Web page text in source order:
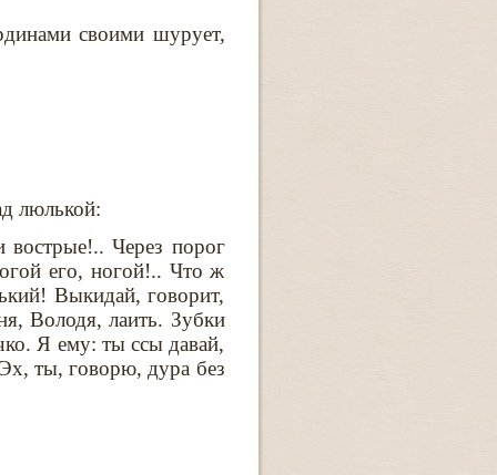
своими шурует,
люлькой:
Через порог
его, ногой!.. Что ж
Выкидай, говорит,
Володя, лаить. Зубки
Я ему: ты ссы давай,
ты, говорю, дура без